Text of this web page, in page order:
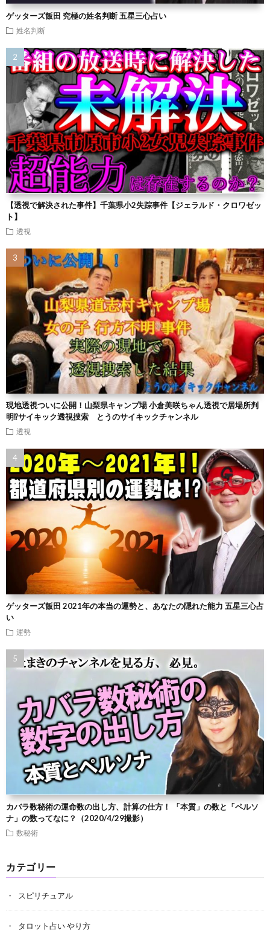
ゲッターズ飯田 究極の姓名判断 五星三心占い
姓名判断
【透視で解決された事件】千葉県小2失踪事件【ジェラルド・クロワゼッ
ト】
透視
現地透視ついに公開！山梨県キャンプ場 小倉美咲ちゃん透視で居場所判
明⁉︎サイキック透視捜索 とうのサイキックチャンネル
透視
ゲッターズ飯田 2021年の本当の運勢と、あなたの隠れた能力 五星三心占
い
運勢
カバラ数秘術の運命数の出し方、計算の仕方！ 「本質」の数と「ペルソ
ナ」の数ってなに？（2020/4/29撮影）
数秘術
カテゴリー
スピリチュアル
タロット占い やり方